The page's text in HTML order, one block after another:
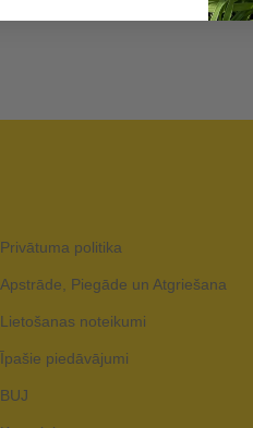
Privātuma politika
Apstrāde, Piegāde un Atgriešana
Lietošanas noteikumi
Īpašie piedāvājumi
BUJ